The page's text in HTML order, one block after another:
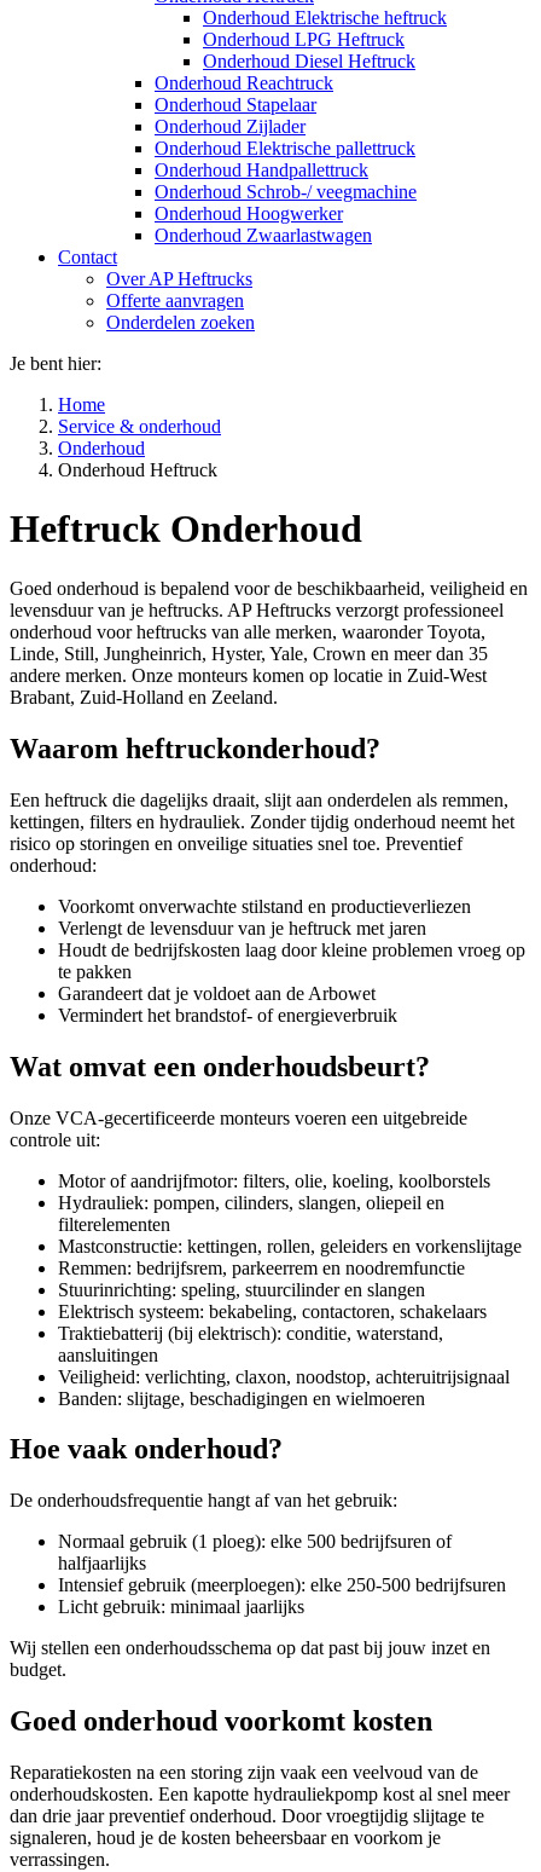
Onderhoud Elektrische heftruck
Onderhoud LPG Heftruck
Onderhoud Diesel Heftruck
Onderhoud Reachtruck
Onderhoud Stapelaar
Onderhoud Zijlader
Onderhoud Elektrische pallettruck
Onderhoud Handpallettruck
Onderhoud Schrob-/ veegmachine
Onderhoud Hoogwerker
Onderhoud Zwaarlastwagen
Contact
Over AP Heftrucks
Offerte aanvragen
Onderdelen zoeken
Je bent hier:
Home
Service & onderhoud
Onderhoud
Onderhoud Heftruck
Heftruck Onderhoud
Goed onderhoud is bepalend voor de beschikbaarheid, veiligheid en
levensduur van je heftrucks. AP Heftrucks verzorgt professioneel
onderhoud voor heftrucks van alle merken, waaronder Toyota,
Linde, Still, Jungheinrich, Hyster, Yale, Crown en meer dan 35
andere merken. Onze monteurs komen op locatie in Zuid-West
Brabant, Zuid-Holland en Zeeland.
Waarom heftruckonderhoud?
Een heftruck die dagelijks draait, slijt aan onderdelen als remmen,
kettingen, filters en hydrauliek. Zonder tijdig onderhoud neemt het
risico op storingen en onveilige situaties snel toe. Preventief
onderhoud:
Voorkomt onverwachte stilstand en productieverliezen
Verlengt de levensduur van je heftruck met jaren
Houdt de bedrijfskosten laag door kleine problemen vroeg op
te pakken
Garandeert dat je voldoet aan de Arbowet
Vermindert het brandstof- of energieverbruik
Wat omvat een onderhoudsbeurt?
Onze VCA-gecertificeerde monteurs voeren een uitgebreide
controle uit:
Motor of aandrijfmotor: filters, olie, koeling, koolborstels
Hydrauliek: pompen, cilinders, slangen, oliepeil en
filterelementen
Mastconstructie: kettingen, rollen, geleiders en vorkenslijtage
Remmen: bedrijfsrem, parkeerrem en noodremfunctie
Stuurinrichting: speling, stuurcilinder en slangen
Elektrisch systeem: bekabeling, contactoren, schakelaars
Traktiebatterij (bij elektrisch): conditie, waterstand,
aansluitingen
Veiligheid: verlichting, claxon, noodstop, achteruitrijsignaal
Banden: slijtage, beschadigingen en wielmoeren
Hoe vaak onderhoud?
De onderhoudsfrequentie hangt af van het gebruik:
Normaal gebruik (1 ploeg): elke 500 bedrijfsuren of
halfjaarlijks
Intensief gebruik (meerploegen): elke 250-500 bedrijfsuren
Licht gebruik: minimaal jaarlijks
Wij stellen een onderhoudsschema op dat past bij jouw inzet en
budget.
Goed onderhoud voorkomt kosten
Reparatiekosten na een storing zijn vaak een veelvoud van de
onderhoudskosten. Een kapotte hydrauliekpomp kost al snel meer
dan drie jaar preventief onderhoud. Door vroegtijdig slijtage te
signaleren, houd je de kosten beheersbaar en voorkom je
verrassingen.